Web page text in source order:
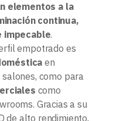
elementos a la
continua,
impecable.
empotrado es
en
como para
como
Gracias a su
de alto rendimiento,